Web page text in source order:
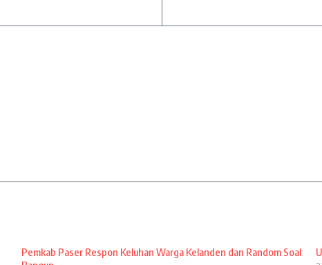
Pemkab Paser Respon Keluhan Warga Kelanden dan Random Soal